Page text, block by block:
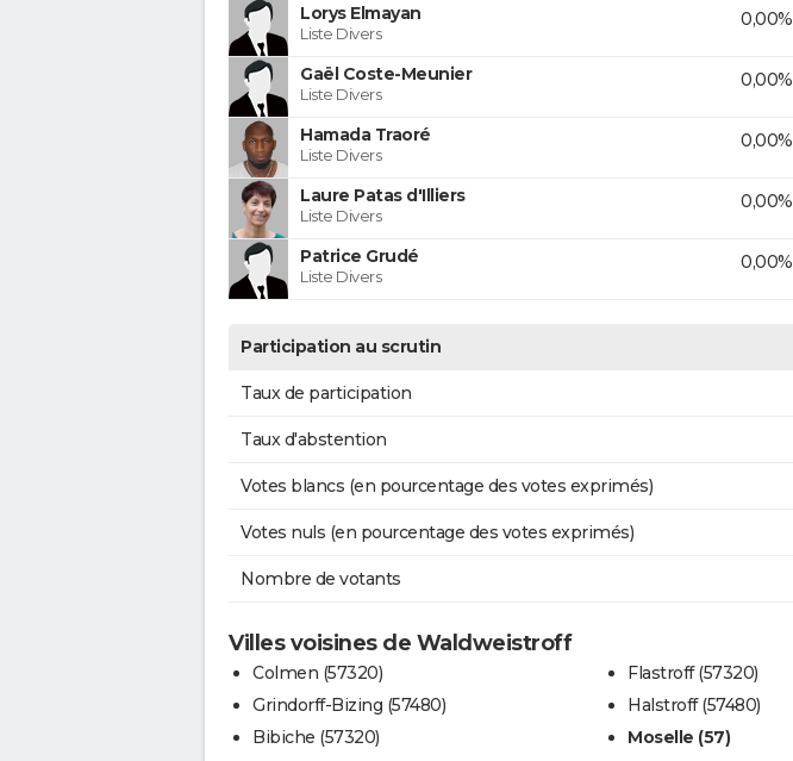
Lorys Elmayan
Liste Divers
0,00%
Gaël Coste-Meunier
Liste Divers
0,00%
Hamada Traoré
Liste Divers
0,00%
Laure Patas d'Illiers
Liste Divers
0,00%
Patrice Grudé
Liste Divers
0,00%
Participation au scrutin
Taux de participation
Taux d'abstention
Votes blancs (en pourcentage des votes exprimés)
Votes nuls (en pourcentage des votes exprimés)
Nombre de votants
Villes voisines de Waldweistroff
Colmen (57320)
Grindorff-Bizing (57480)
Bibiche (57320)
Flastroff (57320)
Halstroff (57480)
Moselle (57)